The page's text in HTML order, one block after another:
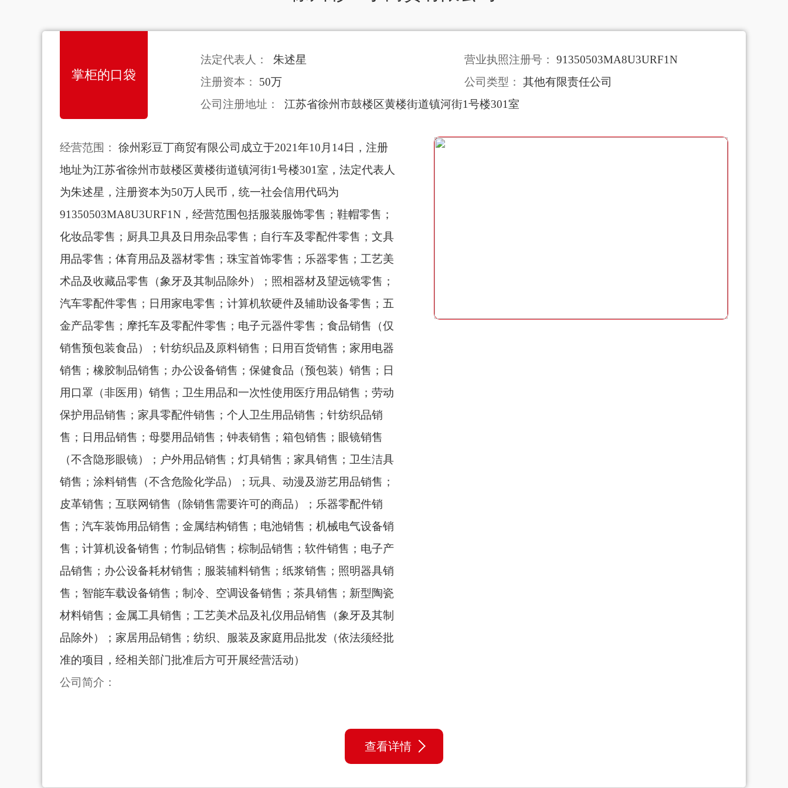
掌柜的口袋
法定代表人： 朱述星 营业执照注册号：
91350503MA8U3URF1N
注册资本：
50万 公司类型：
其他有限责任公司
公司注册地址：
江苏省徐州市鼓楼区黄楼街道镇河街1号楼301室
经营范围：
徐州彩豆丁商贸有限公司成立于2021年10月14日，注册
地址为江苏省徐州市鼓楼区黄楼街道镇河街1号楼301室，法定代表人
为朱述星，注册资本为50万人民币，统一社会信用代码为
91350503MA8U3URF1N，经营范围包括服装服饰零售；鞋帽零售；
化妆品零售；厨具卫具及日用杂品零售；自行车及零配件零售；文具
用品零售；体育用品及器材零售；珠宝首饰零售；乐器零售；工艺美
术品及收藏品零售（象牙及其制品除外）；照相器材及望远镜零售；
汽车零配件零售；日用家电零售；计算机软硬件及辅助设备零售；五
金产品零售；摩托车及零配件零售；电子元器件零售；食品销售（仅
销售预包装食品）；针纺织品及原料销售；日用百货销售；家用电器
销售；橡胶制品销售；办公设备销售；保健食品（预包装）销售；日
用口罩（非医用）销售；卫生用品和一次性使用医疗用品销售；劳动
保护用品销售；家具零配件销售；个人卫生用品销售；针纺织品销
售；日用品销售；母婴用品销售；钟表销售；箱包销售；眼镜销售
（不含隐形眼镜）；户外用品销售；灯具销售；家具销售；卫生洁具
销售；涂料销售（不含危险化学品）；玩具、动漫及游艺用品销售；
皮革销售；互联网销售（除销售需要许可的商品）；乐器零配件销
售；汽车装饰用品销售；金属结构销售；电池销售；机械电气设备销
售；计算机设备销售；竹制品销售；棕制品销售；软件销售；电子产
品销售；办公设备耗材销售；服装辅料销售；纸浆销售；照明器具销
售；智能车载设备销售；制冷、空调设备销售；茶具销售；新型陶瓷
材料销售；金属工具销售；工艺美术品及礼仪用品销售（象牙及其制
品除外）；家居用品销售；纺织、服装及家庭用品批发（依法须经批
准的项目，经相关部门批准后方可开展经营活动）
公司简介：
查看详情